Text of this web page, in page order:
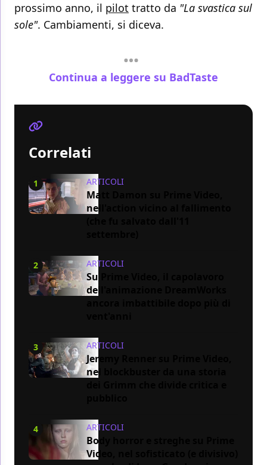
prossimo anno, il pilot tratto da "La svastica sul
sole". Cambiamenti, si diceva.
Continua a leggere su BadTaste
Correlati
1 ARTICOLI
Matt Damon su Prime Video,
nell'action vicino al fallimento
2 ARTICOLI
Su Prime Video, il capolavoro
dell'animazione DreamWorks
3 ARTICOLI
Jeremy Renner su Prime Video,
nel blockbuster da una storia
4 ARTICOLI
Body horror e streghe su Prime
Video, nel sofisticato (e divisivo)